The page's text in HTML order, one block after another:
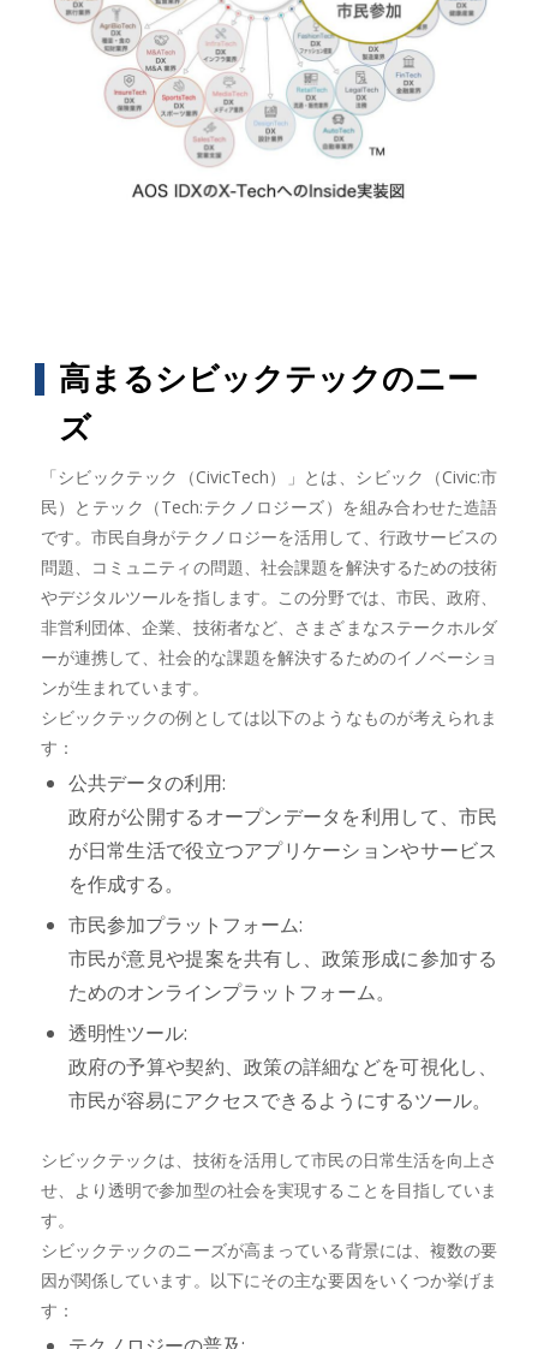
高まるシビックテックのニー
ズ
「シビックテック（CivicTech）」とは、シビック（Civic:市
民）とテック（Tech:テクノロジーズ）を組み合わせた造語
です。市民自身がテクノロジーを活用して、行政サービスの
問題、コミュニティの問題、社会課題を解決するための技術
やデジタルツールを指します。この分野では、市民、政府、
非営利団体、企業、技術者など、さまざまなステークホルダ
ーが連携して、社会的な課題を解決するためのイノベーショ
ンが生まれています。
シビックテックの例としては以下のようなものが考えられま
す：
公共データの利用:
政府が公開するオープンデータを利用して、市民
が日常生活で役立つアプリケーションやサービス
を作成する。
市民参加プラットフォーム:
市民が意見や提案を共有し、政策形成に参加する
ためのオンラインプラットフォーム。
透明性ツール:
政府の予算や契約、政策の詳細などを可視化し、
市民が容易にアクセスできるようにするツール。
シビックテックは、技術を活用して市民の日常生活を向上さ
せ、より透明で参加型の社会を実現することを目指していま
す。
シビックテックのニーズが高まっている背景には、複数の要
因が関係しています。以下にその主な要因をいくつか挙げま
す：